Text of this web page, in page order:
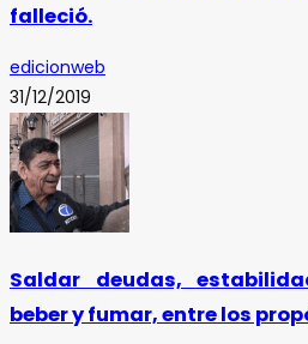
falleció.
edicionweb
31/12/2019
Saldar deudas,
beber y fumar, entre los